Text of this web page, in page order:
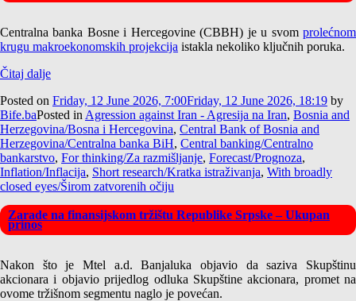
Centralna banka Bosne i Hercegovine (CBBH) je u svom prolećnom
krugu makroekonomskih projekcija istakla nekoliko ključnih poruka.
Čitaj dalje
Posted on Friday, 12 June 2026, 7:00Friday, 12 June 2026, 18:19 by
Bife.baPosted inAgression against Iran - Agresija na Iran, Bosnia and
Herzegovina/Bosna i Hercegovina, Central Bank of Bosnia and
Herzegovina/Centralna banka BiH, Central banking/Centralno
bankarstvo, For thinking/Za razmišljanje, Forecast/Prognoza,
Inflation/Inflacija, Short research/Kratka istraživanja, With broadly
closed eyes/Širom zatvorenih očiju
Zarade na finansijskom tržištu Republike Srpske – Ukupan
prinos
Nakon što je Mtel a.d. Banjaluka objavio da saziva Skupštinu
akcionara i objavio prijedlog odluka Skupštine akcionara, promet na
ovome tržišnom segmentu naglo je povećan.